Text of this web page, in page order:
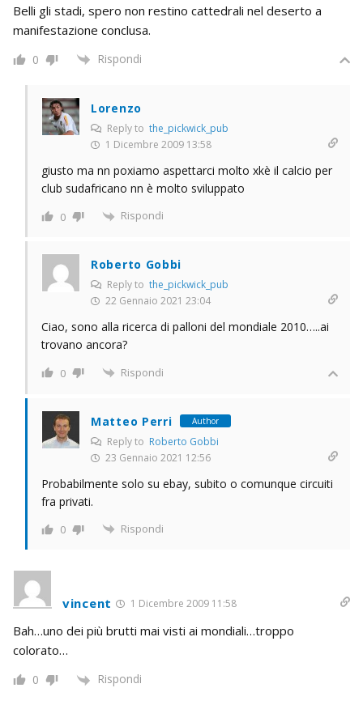
Belli gli stadi, spero non restino cattedrali nel deserto a
manifestazione conclusa.
0 Rispondi
Lorenzo
Reply to the_pickwick_pub
1 Dicembre 2009 13:58
giusto ma nn poxiamo aspettarci molto xkè il calcio per
club sudafricano nn è molto sviluppato
0 Rispondi
Roberto Gobbi
Reply to the_pickwick_pub
22 Gennaio 2021 23:04
Ciao, sono alla ricerca di palloni del mondiale 2010…..ai
trovano ancora?
0 Rispondi
Matteo Perri Author
Reply to Roberto Gobbi
23 Gennaio 2021 12:56
Probabilmente solo su ebay, subito o comunque circuiti
fra privati.
0 Rispondi
vincent 1 Dicembre 2009 11:58
Bah…uno dei più brutti mai visti ai mondiali…troppo
colorato…
0 Rispondi